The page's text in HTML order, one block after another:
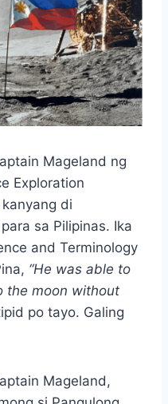
Mageland ng
Exploration
kanyang di
sa Pilipinas. Ika
and Terminology
“He was able to
the moon without
po tayo. Galing
Mageland,